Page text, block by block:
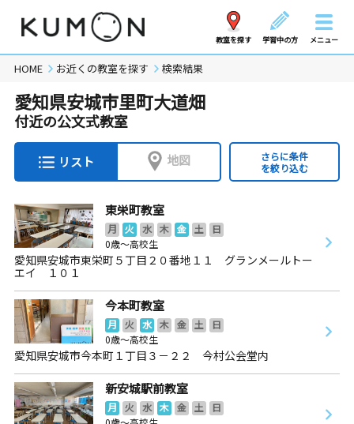
教室を探す 学習中の方 メニュー
HOME お近くの教室を探す 検索結果
愛知県安城市里町大道畑
付近の公文式教室
リスト 地図
さらに条件
を絞り込む
東栄町教室
月 火 水 木 金 土
日
0歳～高校生
愛知県安城市東栄町５丁目２０番地１１ グランメールトー
エイ １０１
今本町教室
月 火 水 木 金 土
日
0歳～高校生
愛知県安城市今本町１丁目３－２２ 今村公会堂内
新安城駅前教室
月 火 水 木 金 土
日